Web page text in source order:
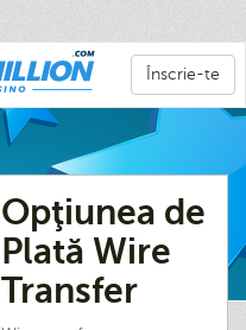
Înscrie-te
Opţiunea de
Plată Wire
Transfer